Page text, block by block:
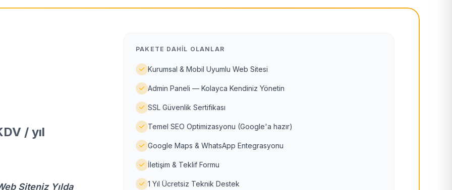
/ yıl
Siteniz Yılda
PAKETE DAHIL OLANLAR
Kurumsal & Mobil Uyumlu Web Sitesi
Admin Paneli — Kolayca Kendiniz Yönetin
SSL Güvenlik Sertifikası
Temel SEO Optimizasyonu (Google'a hazır)
Google Maps & WhatsApp Entegrasyonu
İletişim & Teklif Formu
1 Yıl Ücretsiz Teknik Destek